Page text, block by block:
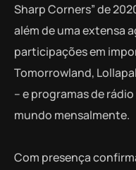
Sharp Corners” de
além de uma extensa
participações em
Tomorrowland,
– e programas de
mundo mensalmente.
Com presença